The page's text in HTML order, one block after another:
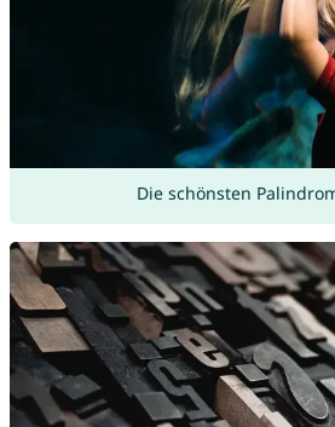
Die schönsten